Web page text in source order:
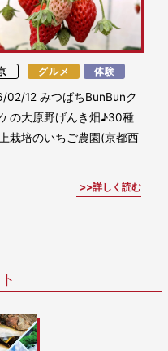
グルメ 体験
02/12 みつばちBunBunク
の大原野げんき畑♪30種
栽培のいちご農園(京都西
詳しく読む